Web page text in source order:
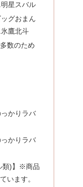
星スバル
グおまん
鷹北斗
数のため
かりラバ
かりラバ
類)】※商品
います。